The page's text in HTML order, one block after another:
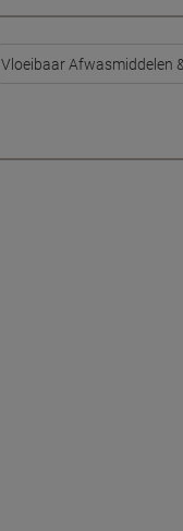
Vloeibaar Afwasmiddelen